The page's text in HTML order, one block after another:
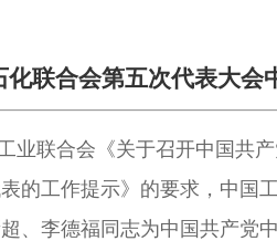
化联合会第五次代表大
业联合会《关于召开中国共
的工作提示》的要求，中国
、李德福同志为中国共产党